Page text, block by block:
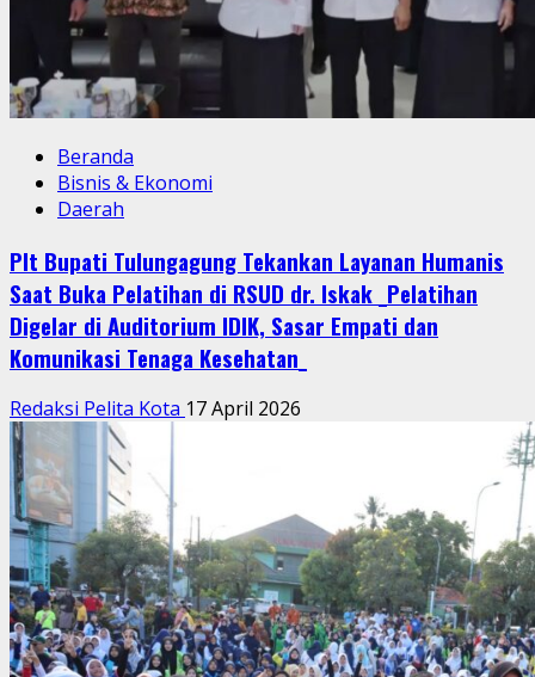
Beranda
Bisnis & Ekonomi
Daerah
Plt Bupati Tulungagung Tekankan Layanan Humanis
Saat Buka Pelatihan di RSUD dr. Iskak _Pelatihan
Digelar di Auditorium IDIK, Sasar Empati dan
Komunikasi Tenaga Kesehatan_
Redaksi Pelita Kota 17 April 2026